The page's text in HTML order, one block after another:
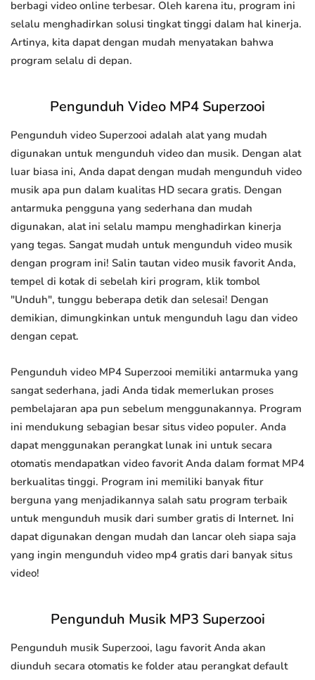
berbagi video online terbesar. Oleh karena itu, program ini
selalu menghadirkan solusi tingkat tinggi dalam hal kinerja.
Artinya, kita dapat dengan mudah menyatakan bahwa
program selalu di depan.
Pengunduh Video MP4 Superzooi
Pengunduh video Superzooi adalah alat yang mudah
digunakan untuk mengunduh video dan musik. Dengan alat
luar biasa ini, Anda dapat dengan mudah mengunduh video
musik apa pun dalam kualitas HD secara gratis. Dengan
antarmuka pengguna yang sederhana dan mudah
digunakan, alat ini selalu mampu menghadirkan kinerja
yang tegas. Sangat mudah untuk mengunduh video musik
dengan program ini! Salin tautan video musik favorit Anda,
tempel di kotak di sebelah kiri program, klik tombol
"Unduh", tunggu beberapa detik dan selesai! Dengan
demikian, dimungkinkan untuk mengunduh lagu dan video
dengan cepat.
Pengunduh video MP4 Superzooi memiliki antarmuka yang
sangat sederhana, jadi Anda tidak memerlukan proses
pembelajaran apa pun sebelum menggunakannya. Program
ini mendukung sebagian besar situs video populer. Anda
dapat menggunakan perangkat lunak ini untuk secara
otomatis mendapatkan video favorit Anda dalam format MP4
berkualitas tinggi. Program ini memiliki banyak fitur
berguna yang menjadikannya salah satu program terbaik
untuk mengunduh musik dari sumber gratis di Internet. Ini
dapat digunakan dengan mudah dan lancar oleh siapa saja
yang ingin mengunduh video mp4 gratis dari banyak situs
video!
Pengunduh Musik MP3 Superzooi
Pengunduh musik Superzooi, lagu favorit Anda akan
diunduh secara otomatis ke folder atau perangkat default